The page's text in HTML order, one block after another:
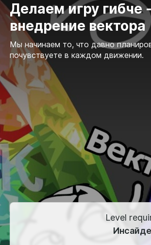
Делаем игру гибче
внедрение вектора
Мы начинаем то, что давно
почувствуете в каждом движении.
Level